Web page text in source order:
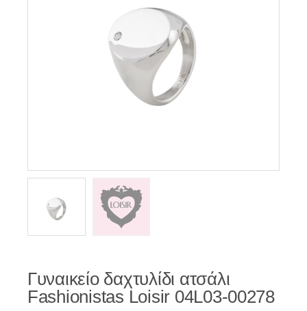
Γυναικείο δαχτυλίδι ατσάλι
Fashionistas Loisir 04L03-00278